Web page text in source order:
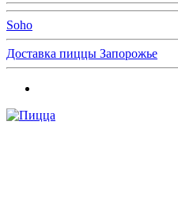
Soho
Доставка пиццы Запорожье